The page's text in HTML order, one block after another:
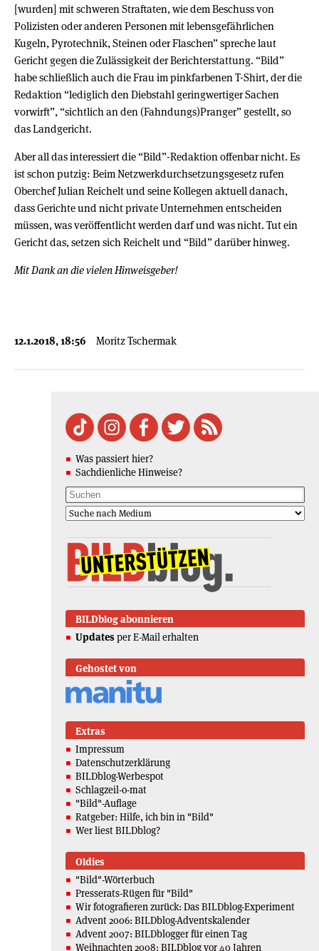
[wurden] mit schweren Straftaten, wie dem Beschuss von
Polizisten oder anderen Personen mit lebensgefährlichen
Kugeln, Pyrotechnik, Steinen oder Flaschen” spreche laut
Gericht gegen die Zulässigkeit der Berichterstattung. “Bild”
habe schließlich auch die Frau im pinkfarbenen T-Shirt, der die
Redaktion “lediglich den Diebstahl geringwertiger Sachen
vorwirft”, “sichtlich an den (Fahndungs)Pranger” gestellt, so
das Landgericht.
Aber all das interessiert die “Bild”-Redaktion offenbar nicht. Es
ist schon putzig: Beim Netzwerkdurchsetzungsgesetz rufen
Oberchef Julian Reichelt und seine Kollegen aktuell danach,
dass Gerichte und nicht private Unternehmen entscheiden
müssen, was veröffentlicht werden darf und was nicht. Tut ein
Gericht das, setzen sich Reichelt und “Bild” darüber hinweg.
Mit Dank an die vielen Hinweisgeber!
12.1.2018, 18:56 Moritz Tschermak
Was passiert hier?
Sachdienliche Hinweise?
BILDblog abonnieren
Updates per E-Mail erhalten
Gehostet von
Extras
Impressum
Datenschutzerklärung
BILDblog-Werbespot
Schlagzeil-o-mat
"Bild"-Auflage
Ratgeber: Hilfe, ich bin in "Bild"
Wer liest BILDblog?
Oldies
"Bild"-Wörterbuch
Presserats-Rügen für "Bild"
Wir fotografieren zurück: Das BILDblog-Experiment
Advent 2006: BILDblog-Adventskalender
Advent 2007: BILDblogger für einen Tag
Weihnachten 2008: BILDblog vor 40 Jahren